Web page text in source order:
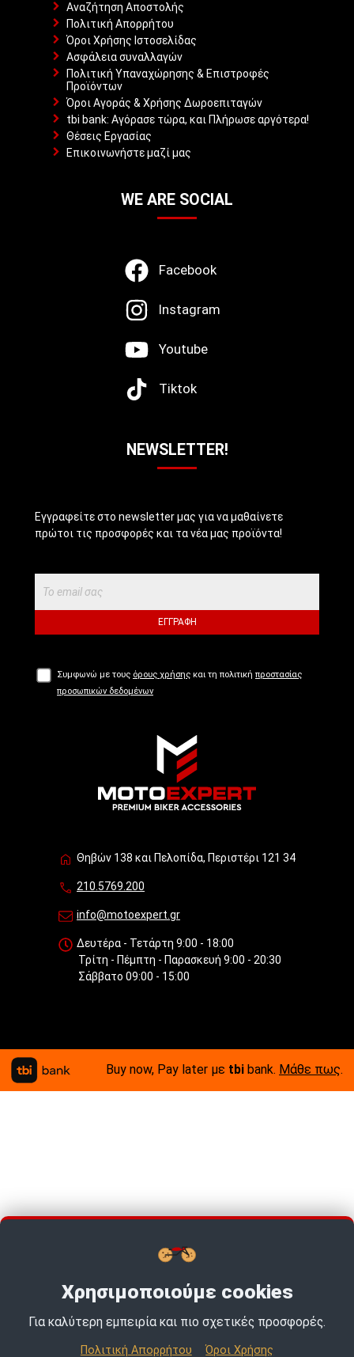
Αναζήτηση Αποστολής
Πολιτική Απορρήτου
Όροι Χρήσης Ιστοσελίδας
Ασφάλεια συναλλαγών
Πολιτική Υπαναχώρησης & Επιστροφές
Προϊόντων
Όροι Αγοράς & Χρήσης Δωροεπιταγών
tbi bank: Αγόρασε τώρα, και Πλήρωσε αργότερα!
Θέσεις Εργασίας
Επικοινωνήστε μαζί μας
WE ARE SOCIAL
Facebook
Instagram
Youtube
Tiktok
NEWSLETTER!
Εγγραφείτε στο newsletter μας για να μαθαίνετε
πρώτοι τις προσφορές και τα νέα μας προϊόντα!
ΕΓΓΡΑΦΉ
Συμφωνώ με τους όρους χρήσης και τη πολιτική προστασίας
προσωπικών δεδομένων
Θηβών 138 και Πελοπίδα, Περιστέρι 121 34
210.5769.200
info@motoexpert.gr
Δευτέρα - Τετάρτη 9:00 - 18:00
Τρίτη - Πέμπτη - Παρασκευή 9:00 - 20:30
Σάββατο 09:00 - 15:00
Buy now, Pay later με tbi bank. Μάθε πως.
Χρησιμοποιούμε cookies
Για καλύτερη εμπειρία και πιο σχετικές προσφορές.
Πολιτική Απορρήτου Όροι Χρήσης